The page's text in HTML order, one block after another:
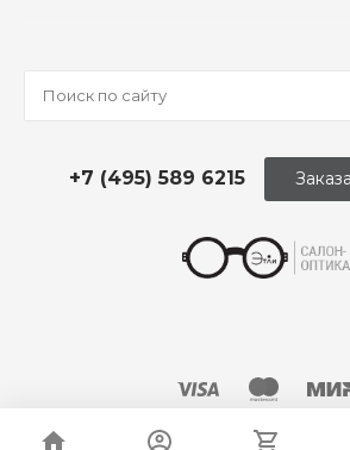
+7 (495) 589 6215